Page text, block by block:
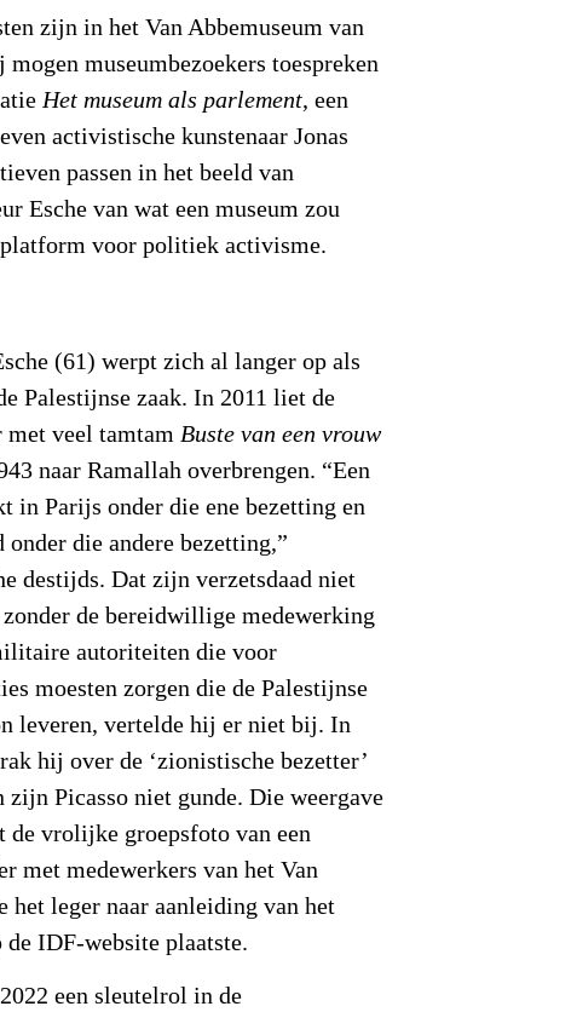
zijn in het Van Abbemuseum van
museumbezoekers toespreken
Het museum als parlement, een
activistische kunstenaar Jonas
passen in het beeld van
Esche van wat een museum zou
voor politiek activisme.
(61) werpt zich al langer op als
Palestijnse zaak. In 2011 liet de
met veel tamtamBuste van een vrouw
naar Ramallah overbrengen. “Een
in Parijs onder die ene bezetting en
onder die andere bezetting,”
destijds. Dat zijn verzetsdaad niet
de bereidwillige medewerking
autoriteiten die voor
moesten zorgen die de Palestijnse
leveren, vertelde hij er niet bij. In
hij over de ‘zionistische bezetter’
zijn Picasso niet gunde. Die weergave
de vrolijke groepsfoto van een
met medewerkers van het Van
het leger naar aanleiding van het
IDF-website plaatste.
een sleutelrol in de